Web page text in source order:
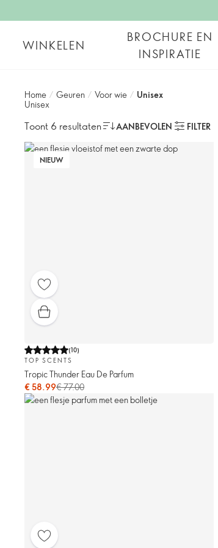
WINKELEN
BROCHURE EN
INSPIRATIE
Home / Geuren / Voor wie / Unisex
Unisex
Toont 6 resultaten AANBEVOLEN FILTER
NIEUW
(10)
TOP SCENTS
Tropic Thunder Eau De Parfum
€ 58.99€ 77.00